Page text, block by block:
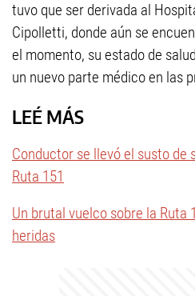
tuvo que ser derivada al
Cipolletti, donde aún se
el momento, su estado de
un nuevo parte médico en las
LEÉ MÁS
Conductor se llevó el susto de
Ruta 151
Un brutal vuelco sobre la Ruta
heridas